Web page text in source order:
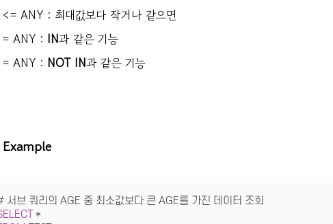
<= ANY : 최대값보다 작거나 같으면
= ANY : IN과 같은 기능
= ANY : NOT IN과 같은 기능
Example
*